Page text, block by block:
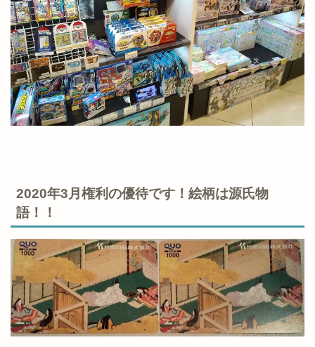
2020年3月権利の優待です！絵柄は源氏物
語！！